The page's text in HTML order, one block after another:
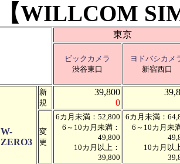
【WILLCOM
東京
ビックカメラ
渋谷東口
ヨドバシカメ
新宿西口
W-
ZERO3
新
規
39,800
0
変
更
6カ月未満：52,800
6～10カ月未満：
49,800
10カ月以上：
39,800
6カ月未満：
6～10カ月未
10カ月以